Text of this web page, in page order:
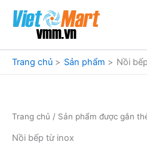
dung
Trang chủ
Sản phẩm Nồi
Trang chủ / Sản phẩm được gắn
Nồi bếp từ inox